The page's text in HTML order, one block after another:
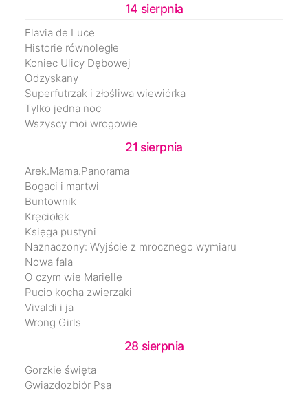
14 sierpnia
Flavia de Luce
Historie równoległe
Koniec Ulicy Dębowej
Odzyskany
Superfutrzak i złośliwa wiewiórka
Tylko jedna noc
Wszyscy moi wrogowie
21 sierpnia
Arek.Mama.Panorama
Bogaci i martwi
Buntownik
Kręciołek
Księga pustyni
Naznaczony: Wyjście z mrocznego wymiaru
Nowa fala
O czym wie Marielle
Pucio kocha zwierzaki
Vivaldi i ja
Wrong Girls
28 sierpnia
Gorzkie święta
Gwiazdozbiór Psa